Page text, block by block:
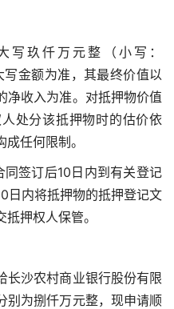
写玖仟万元整（小写：
金额为准，其最终价值以
净收入为准。对抵押物价值
处分该抵押物时的估价依
任何限制。
签订后10日内到有关登记
日内将抵押物的抵押登记文
押权人保管。
长沙农村商业银行股份有限
别为捌仟万元整，现申请顺